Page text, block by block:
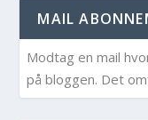
MAIL
Modtag en mail
på bloggen. Det